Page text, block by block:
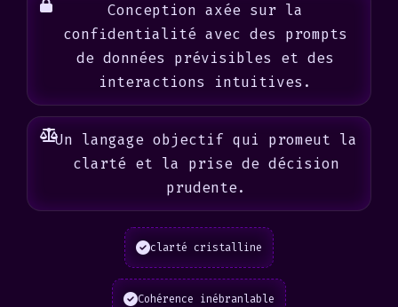
Conception axée sur la
confidentialité avec des prompts
de données prévisibles et des
interactions intuitives.
Un langage objectif qui promeut la
clarté et la prise de décision
prudente.
clarté cristalline
Cohérence inébranlable